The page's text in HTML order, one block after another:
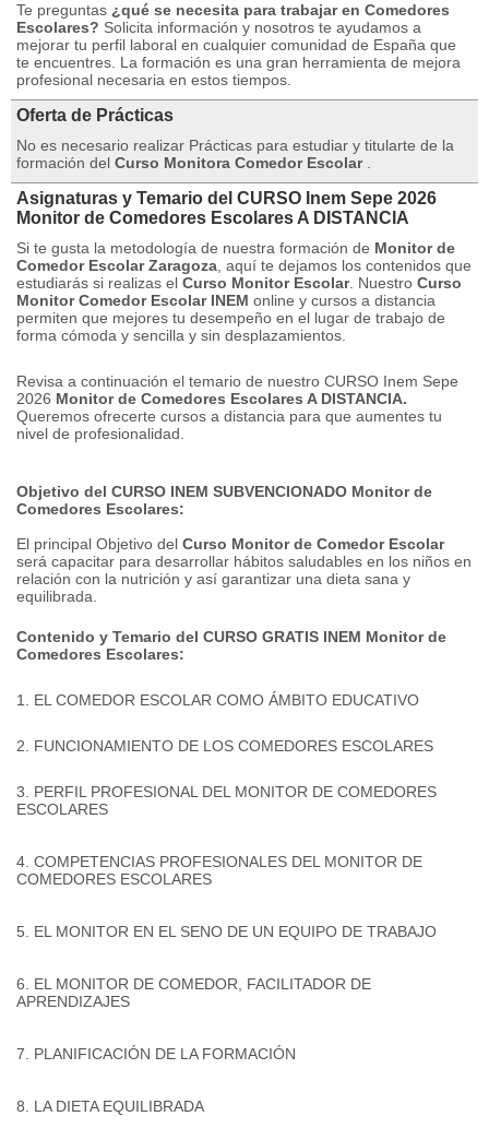
Te preguntas ¿qué se necesita para trabajar en Comedores
Escolares? Solicita información y nosotros te ayudamos a
mejorar tu perfil laboral en cualquier comunidad de España que
te encuentres. La formación es una gran herramienta de mejora
profesional necesaria en estos tiempos.
Oferta de Prácticas
No es necesario realizar Prácticas para estudiar y titularte de la
formación del Curso Monitora Comedor Escolar.
Asignaturas y Temario del CURSO Inem Sepe 2026
Monitor de Comedores Escolares A DISTANCIA
Si te gusta la metodología de nuestra formación de Monitor de
Comedor Escolar Zaragoza , aquí te dejamos los contenidos que
estudiarás si realizas el Curso Monitor Escolar. Nuestro Curso
Monitor Comedor Escolar INEM online y cursos a distancia
permiten que mejores tu desempeño en el lugar de trabajo de
forma cómoda y sencilla y sin desplazamientos.
Revisa a continuación el temario de nuestro CURSO Inem Sepe
2026 Monitor de Comedores Escolares A DISTANCIA.
Queremos ofrecerte cursos a distancia para que aumentes tu
nivel de profesionalidad.
Objetivo del CURSO INEM SUBVENCIONADO Monitor de
Comedores Escolares:
El principal Objetivo del Curso Monitor de Comedor Escolar
será capacitar para desarrollar hábitos saludables en los niños en
relación con la nutrición y así garantizar una dieta sana y
equilibrada.
Contenido y Temario del CURSO GRATIS INEM Monitor de
Comedores Escolares:
1. EL COMEDOR ESCOLAR COMO ÁMBITO EDUCATIVO
2. FUNCIONAMIENTO DE LOS COMEDORES ESCOLARES
3. PERFIL PROFESIONAL DEL MONITOR DE COMEDORES
ESCOLARES
4. COMPETENCIAS PROFESIONALES DEL MONITOR DE
COMEDORES ESCOLARES
5. EL MONITOR EN EL SENO DE UN EQUIPO DE TRABAJO
6. EL MONITOR DE COMEDOR, FACILITADOR DE
APRENDIZAJES
7. PLANIFICACIÓN DE LA FORMACIÓN
8. LA DIETA EQUILIBRADA